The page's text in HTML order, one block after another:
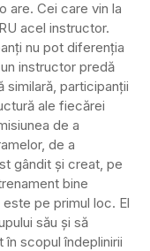
are. Cei care vin la
acel instructor.
nu pot diferenția
instructor predă
similară, participanții
ale fiecărei
de a
de a
gândit și creat, pe
bine
pe primul loc. El
său și să
scopul îndeplinirii